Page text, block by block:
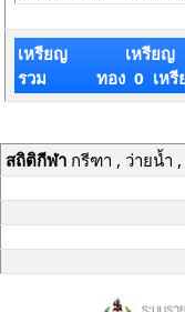
เหรียญ
รวม
เหรียญ
ทอง 0 เห
สถิติกีฬากรีฑา , ว่ายน้ำ